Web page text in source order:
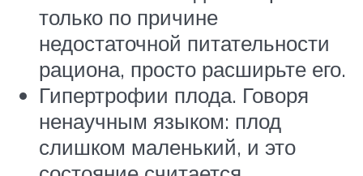
только по причине
недостаточной питательности
рациона, просто расширьте его.
Гипертрофии плода. Говоря
ненаучным языком: плод
слишком маленький, и это